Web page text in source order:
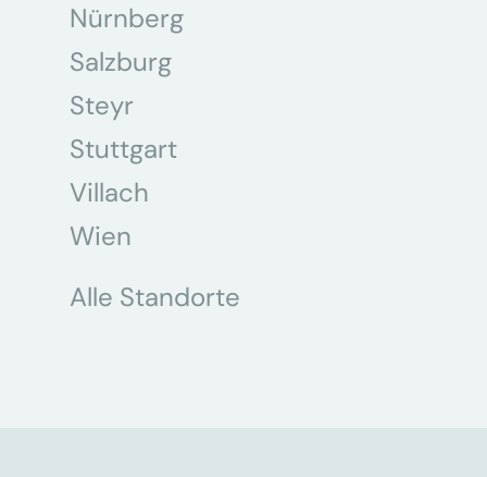
Nürnberg
Salzburg
Steyr
Stuttgart
Villach
Wien
Alle Standorte